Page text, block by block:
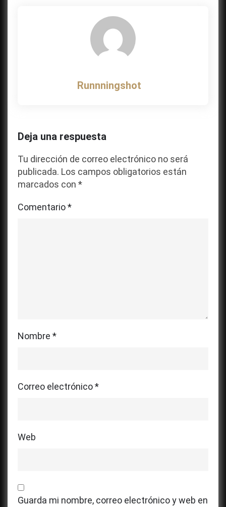
Runnningshot
Deja una respuesta
Tu dirección de correo electrónico no será
publicada. Los campos obligatorios están
marcados con *
Comentario*
Nombre *
Correo electrónico*
Web
Guarda mi nombre, correo electrónico y web en